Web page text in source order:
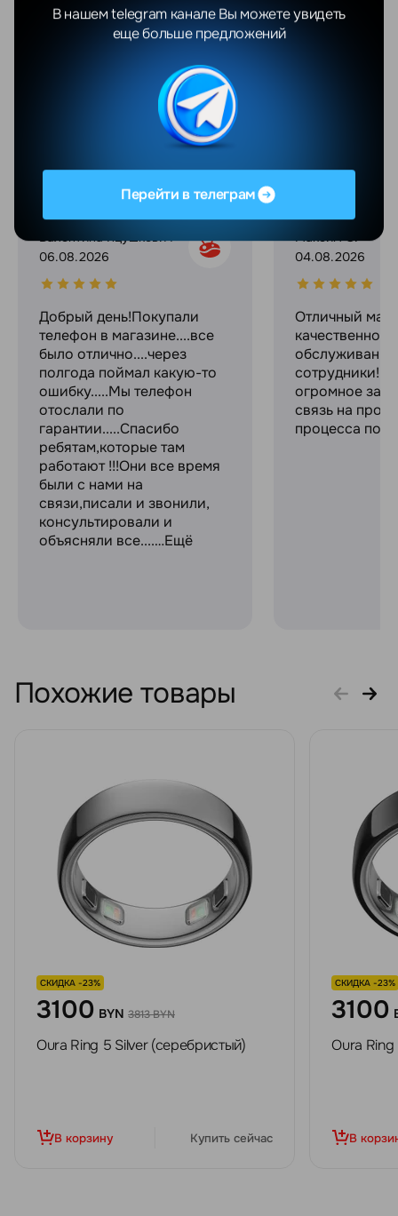
Rose (медно-розовый)
Все отзывы
Валентина Яцушкевич
06.08.2026
Добрый день!Покупали
телефон в магазине....все
было отлично....через
полгода поймал какую-то
ошибку.....Мы телефон
отослали по
гарантии.....Спасибо
ребятам,которые там
работают !!!Они все время
были с нами на
связи,писали и звонили,
консультировали и
объясняли все....…Ещё
Максим С.
04.08.2026
Отличный
качественное
сотрудники!
огромное за
связь на
процесса
Похожие товары
СКИДКА -23%
3100 BYN 3813 BYN
Oura Ring 5 Silver (серебристый)
В корзину Купить сейчас
СКИДКА -23%
3100
Oura
В
Перейти в телеграм
В нашем telegram канале Вы можете увидеть
еще больше предложений